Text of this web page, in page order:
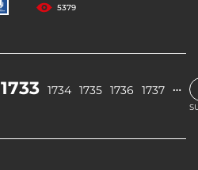
5379
1733 1734 1735 1736 1737 …